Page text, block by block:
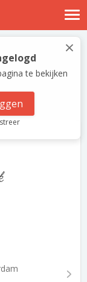
×
te bekijken